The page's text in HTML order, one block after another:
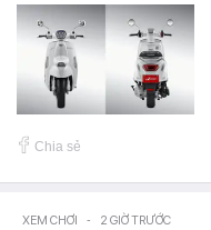
Chia sẻ
XEM CHƠI - 2 GIỜ TRƯỚC